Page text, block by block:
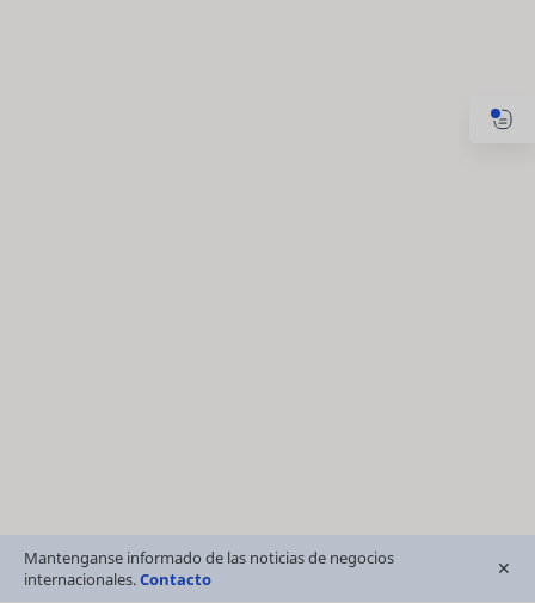
Mantenganse informado de las noticias de negocios
internacionales.Contacto